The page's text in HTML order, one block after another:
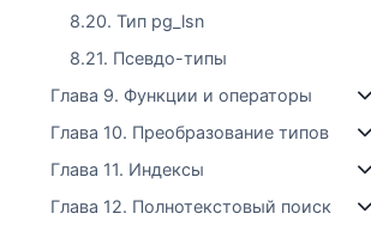
8.20. Тип pg_lsn
8.21. Псевдо-типы
Глава 9. Функции и операторы
Глава 10. Преобразование типов
Глава 11. Индексы
Глава 12. Полнотекстовый поиск